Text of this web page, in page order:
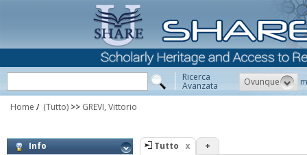
Ricerca
Avanzata Ovunque
Home / (Tutto) >> GREVI, Vittorio
Info
Tutto +